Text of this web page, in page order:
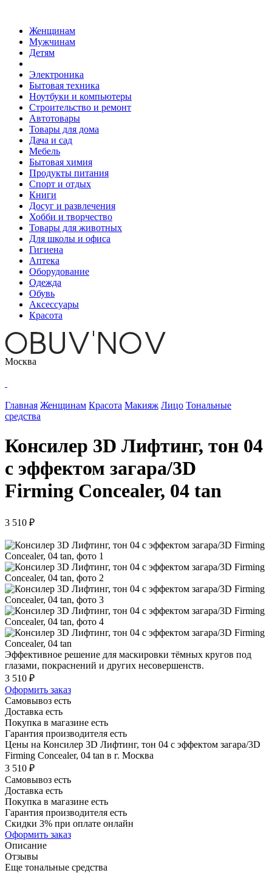
Женщинам
Мужчинам
Детям
Электроника
Бытовая техника
Ноутбуки и компьютеры
Строительство и ремонт
Автотовары
Товары для дома
Дача и сад
Мебель
Бытовая химия
Продукты питания
Спорт и отдых
Книги
Досуг и развлечения
Хобби и творчество
Товары для животных
Для школы и офиса
Гигиена
Аптека
Оборудование
Одежда
Обувь
Аксессуары
Красота
Москва
Главная Женщинам Красота Макияж Лицо Тональные
средства
Консилер 3D Лифтинг, тон 04
с эффектом загара/3D
Firming Concealer, 04 tan
3 510 ₽
Эффективное решение для маскировки тёмных кругов под
глазами, покраснений и других несовершенств.
3 510 ₽
Оформить заказ
Самовывоз есть
Доставка есть
Покупка в магазине есть
Гарантия производителя есть
Цены на Консилер 3D Лифтинг, тон 04 с эффектом загара/3D
Firming Concealer, 04 tan в г. Москва
3 510 ₽
Самовывоз есть
Доставка есть
Покупка в магазине есть
Гарантия производителя есть
Скидки 3% при оплате онлайн
Оформить заказ
Описание
Отзывы
Еще тональные средства